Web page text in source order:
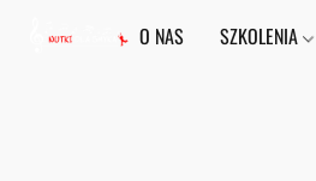
O NAS SZKOLENIA